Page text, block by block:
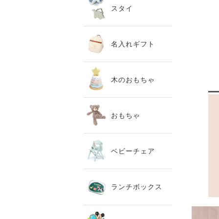
スタイ
名入れギフト
木のおもちゃ
おもちゃ
ベビーチェア
ランチボックス